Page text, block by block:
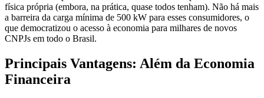
física própria (embora, na prática, quase todos tenham). Não há mais
a barreira da carga mínima de 500 kW para esses consumidores, o
que democratizou o acesso à economia para milhares de novos
CNPJs em todo o Brasil.
Principais Vantagens: Além da Economia
Financeira